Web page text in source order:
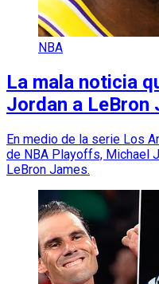
NBA
La mala noticia
Jordan a LeBron
En medio de la serie Los
de NBA Playoffs, Michael
LeBron James.